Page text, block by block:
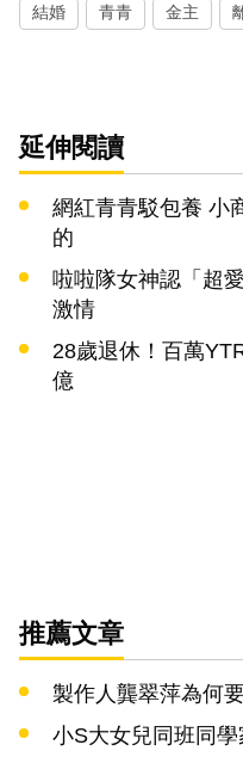
結婚 青青 金主
延伸閱讀
網紅青青駁包養 小
的
啦啦隊女神認「超
激情
28歲退休！百萬
億
推薦文章
製作人龔翠萍為何
小S大女兒同班同